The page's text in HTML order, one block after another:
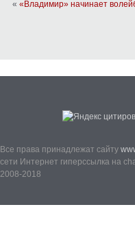
« «Владимир» начинает
Все права принадлежат сайту
сети Интернет гиперссылка на
2008-2018